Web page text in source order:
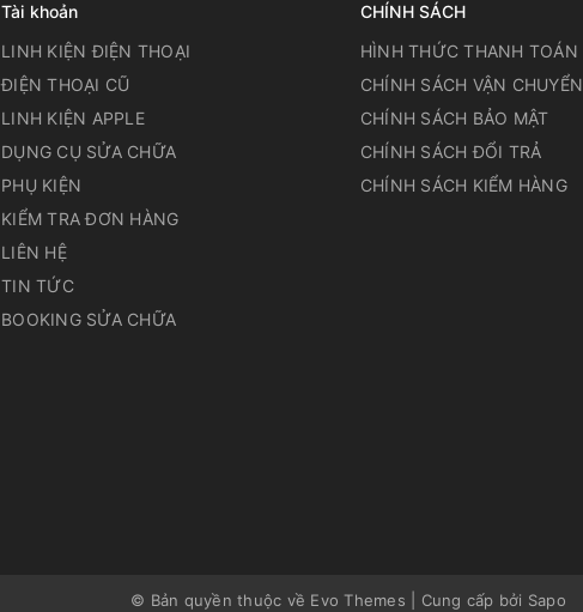
Tài khoản
LINH KIỆN ĐIỆN THOẠI
ĐIỆN THOẠI CŨ
LINH KIỆN APPLE
DỤNG CỤ SỬA CHỮA
PHỤ KIỆN
KIỂM TRA ĐƠN HÀNG
LIÊN HỆ
TIN TỨC
BOOKING SỬA CHỮA
CHÍNH SÁCH
HÌNH THỨC THANH TOÁN
CHÍNH SÁCH VẬN CHUYỂN
CHÍNH SÁCH BẢO MẬT
CHÍNH SÁCH ĐỔI TRẢ
CHÍNH SÁCH KIỂM HÀNG
© Bản quyền thuộc về Evo Themes Cung cấp bởi Sapo